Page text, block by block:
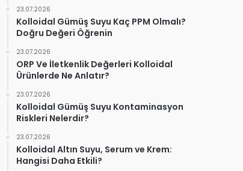
23.07.2026
Kolloidal Gümüş Suyu Kaç PPM Olmalı?
Doğru Değeri Öğrenin
23.07.2026
ORP Ve İletkenlik Değerleri Kolloidal
Ürünlerde Ne Anlatır?
23.07.2026
Kolloidal Gümüş Suyu Kontaminasyon
Riskleri Nelerdir?
23.07.2026
Kolloidal Altın Suyu, Serum ve Krem:
Hangisi Daha Etkili?